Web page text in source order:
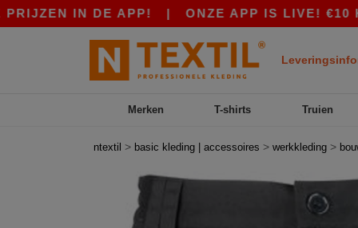
IN DE APP! |ONZE APP IS LIVE! €10
Merken T-shirts Truien
ntextil > basic kleding | accessoires > werkkleding >